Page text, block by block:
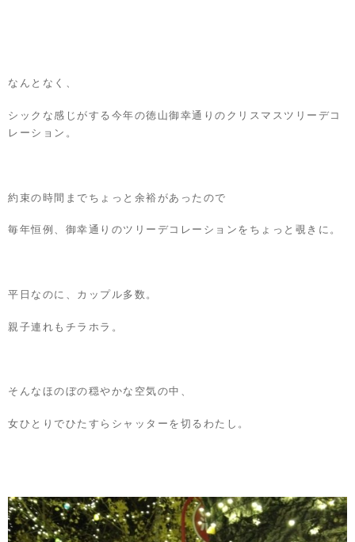
なんとなく、
シックな感じがする今年の徳山御幸通りのクリスマスツリーデコ
レーション。
約束の時間までちょっと余裕があったので
毎年恒例、御幸通りのツリーデコレーションをちょっと覗きに。
平日なのに、カップル多数。
親子連れもチラホラ。
そんなほのぼの穏やかな空気の中、
女ひとりでひたすらシャッターを切るわたし。